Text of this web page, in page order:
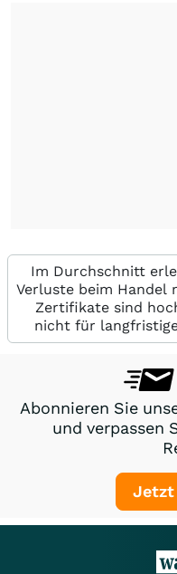
Im Durchschnitt
Verluste beim
Zertifikate sind
nicht für
Abonnieren Sie
und verpassen
Jetzt